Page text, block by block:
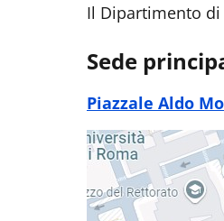
Il Dipartimento di
Sede
Piazzale Aldo